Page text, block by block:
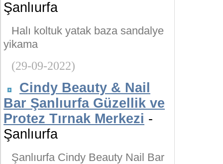
Şanlıurfa
Halı koltuk yatak baza sandalye
yikama
(29-09-2022)
Cindy Beauty & Nail
Bar Şanlıurfa Güzellik ve
Protez Tırnak Merkezi -
Şanlıurfa
Şanlıurfa Cindy Beauty Nail Bar